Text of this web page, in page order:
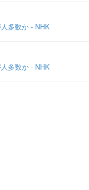
多数か - NHK
多数か - NHK